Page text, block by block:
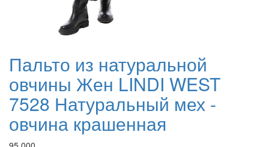
Пальто из натуральной
овчины Жен LINDI WEST
7528 Натуральный мех -
овчина крашенная